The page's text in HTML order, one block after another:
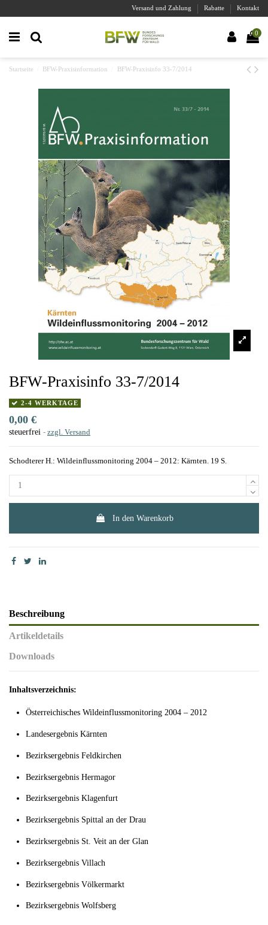
Versand und Zahlung Rabatte Kontakt
0
Startseite BFW-Praxisinformation BFW-Praxisinfo 33-7/2014
BFW-Praxisinfo 33-7/2014
2-4 WERKTAGE
0,00 €
steuerfrei zzgl. Versand
Schodterer H.: Wildeinflussmonitoring 2004 – 2012: Kärnten. 19 S.
In den Warenkorb
Beschreibung
Artikeldetails
Downloads
Inhaltsverzeichnis:
Österreichisches Wildeinflussmonitoring 2004 – 2012
Landesergebnis Kärnten
Bezirksergebnis Feldkirchen
Bezirksergebnis Hermagor
Bezirksergebnis Klagenfurt
Bezirksergebnis Spittal an der Drau
Bezirksergebnis St. Veit an der Glan
Bezirksergebnis Villach
Bezirksergebnis Völkermarkt
Bezirksergebnis Wolfsberg